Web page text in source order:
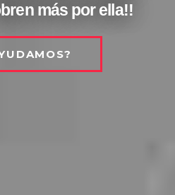
más por ella!!